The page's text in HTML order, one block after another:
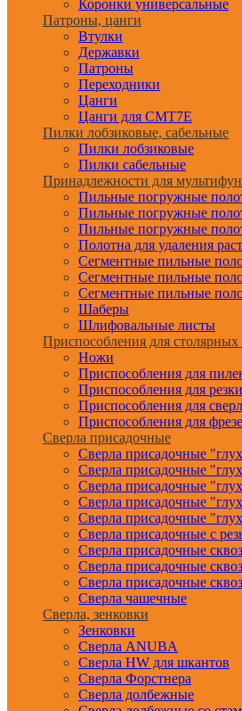
Коронки универсальные
Патроны, цанги
Втулки
Державки
Патроны
Переходники
Цанги
Цанги для CMT7E
Пилки лобзиковые, сабельные
Пилки лобзиковые
Пилки сабельные
Принадлежности для
Пильные погружные
Пильные погружные
Пильные погружные
Полотна для удаления
Сегментные пильные
Сегментные пильные
Сегментные пильные
Шаберы
Шлифовальные листы
Приспособления для
Ножи
Приспособления для
Приспособления для
Приспособления для
Приспособления для
Сверла присадочные
Сверла присадочные
Сверла присадочные
Сверла присадочные
Сверла присадочные
Сверла присадочные
Сверла присадочные с
Сверла присадочные
Сверла присадочные
Сверла присадочные
Сверла чашечные
Сверла, зенковки
Зенковки
Сверла ANUBA
Сверла HW для шкантов
Сверла Форстнера
Сверла долбежные